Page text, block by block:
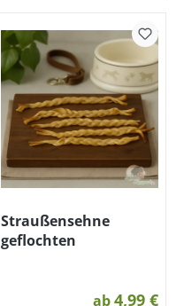
Straußensehne
geflochten
ab4,99 €